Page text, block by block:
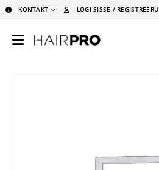
KONTAKT LOGI SISSE / REGISTREERU